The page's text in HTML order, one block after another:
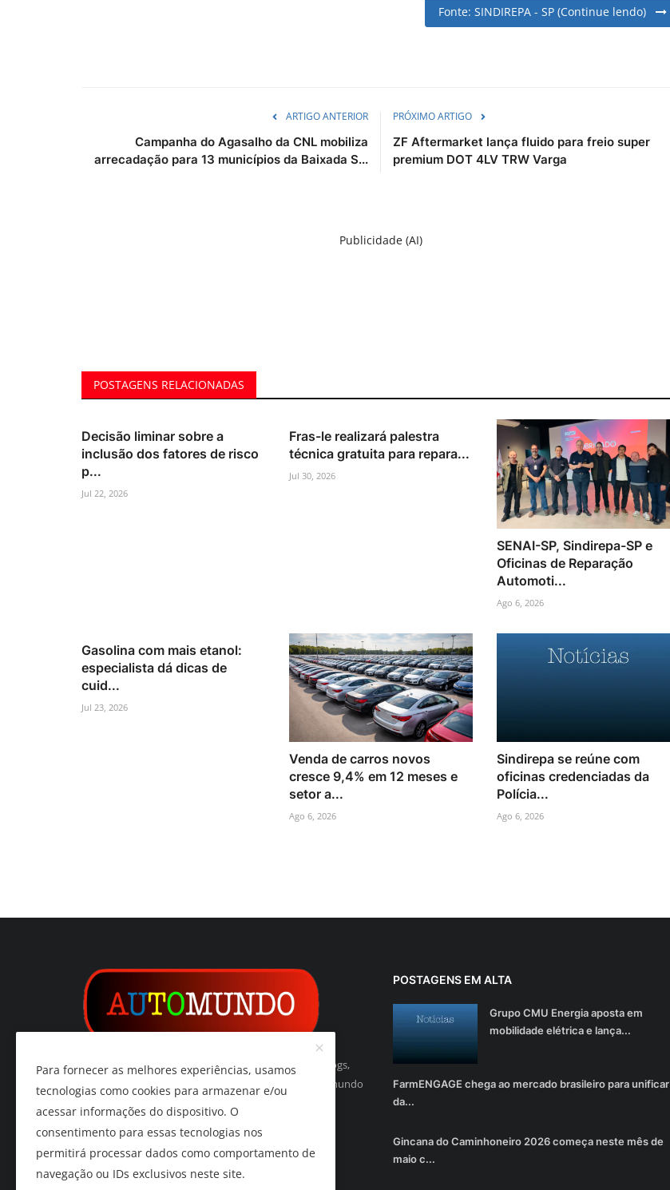
Fonte: SINDIREPA - SP (Continue lendo)
ARTIGO ANTERIOR
Campanha do Agasalho da CNL mobiliza
arrecadação para 13 municípios da Baixada S...
PRÓXIMO ARTIGO
ZF Aftermarket lança fluido para freio super
premium DOT 4LV TRW Varga
Publicidade (AI)
POSTAGENS RELACIONADAS
Decisão liminar sobre a
inclusão dos fatores de risco
p...
Jul 22, 2026
Fras-le realizará palestra
técnica gratuita para repara...
Jul 30, 2026
SENAI-SP, Sindirepa-SP e
Oficinas de Reparação
Automoti...
Ago 6, 2026
Gasolina com mais etanol:
especialista dá dicas de
cuid...
Jul 23, 2026
Venda de carros novos
cresce 9,4% em 12 meses e
setor a...
Ago 6, 2026
Sindirepa se reúne com
oficinas credenciadas da
Polícia...
Ago 6, 2026
Automundo é um indexador de websites, páginas, blogs,
vídeos, imagens, podcasts e de tudo relacionado ao mundo
POSTAGENS EM ALTA
Grupo CMU Energia aposta em
mobilidade elétrica e lança...
FarmENGAGE chega ao mercado brasileiro para unificar
da...
Gincana do Caminhoneiro 2026 começa neste mês de
maio c...
Para fornecer as melhores experiências, usamos
tecnologias como cookies para armazenar e/ou
acessar informações do dispositivo. O
consentimento para essas tecnologias nos
permitirá processar dados como comportamento de
navegação ou IDs exclusivos neste site.